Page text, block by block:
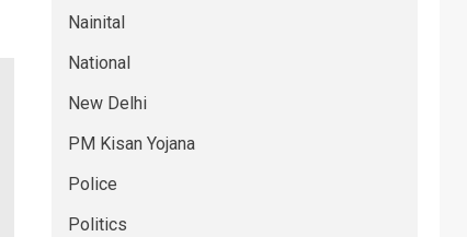
Nainital
National
New Delhi
PM Kisan Yojana
Police
Politics